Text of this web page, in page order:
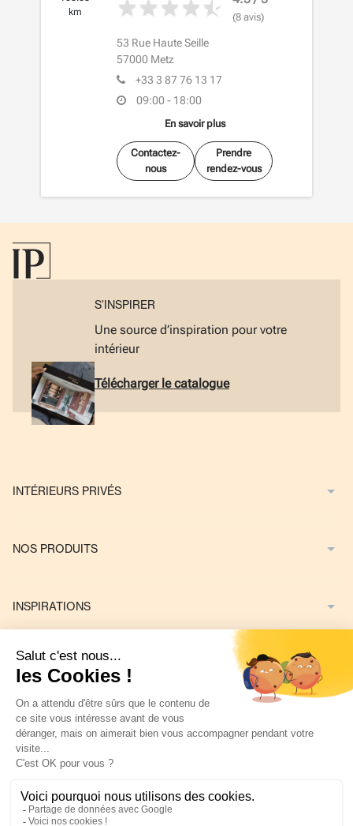
km
53 Rue Haute Seille
57000 Metz
+33 3 87 76 13 17
09:00 - 18:00
(8 avis)
En savoir plus
Contactez-
nous
Prendre
rendez-vous
S’INSPIRER
Une source d’inspiration pour votre
intérieur
Télécharger le catalogue
INTÉRIEURS PRIVÉS
NOS PRODUITS
INSPIRATIONS
NOUS CONTACTER
Politique de confidentialité